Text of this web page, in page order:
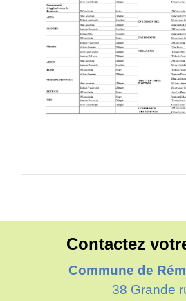
Contactez
Commune de
38 Grande